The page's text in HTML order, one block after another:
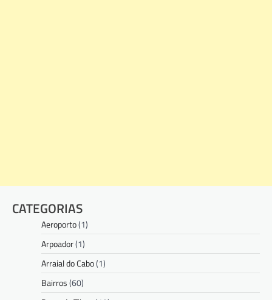
CATEGORIAS
Aeroporto(1)
Arpoador(1)
Arraial do Cabo(1)
Bairros(60)